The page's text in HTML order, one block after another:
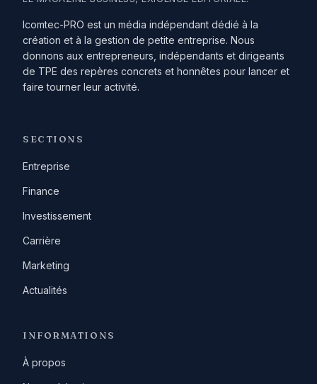
Icomtec-PRO est un média indépendant dédié à la
création et à la gestion de petite entreprise. Nous
donnons aux entrepreneurs, indépendants et dirigeants
de TPE des repères concrets et honnêtes pour lancer et
faire tourner leur activité.
SECTIONS
Entreprise
Finance
Investissement
Carrière
Marketing
Actualités
INFORMATIONS
À propos